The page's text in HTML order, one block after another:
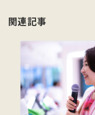
ン
関連記事